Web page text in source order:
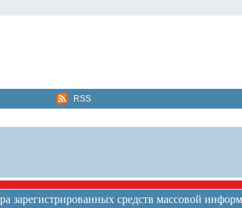
RSS
зарегистрированных средств массовой